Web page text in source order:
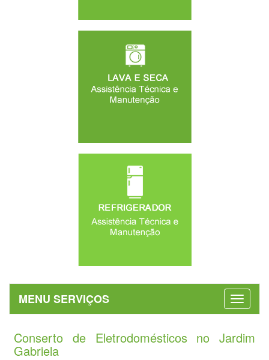
MENU SERVIÇOS
Conserto de Eletrodomésticos no Jardim
Gabriela